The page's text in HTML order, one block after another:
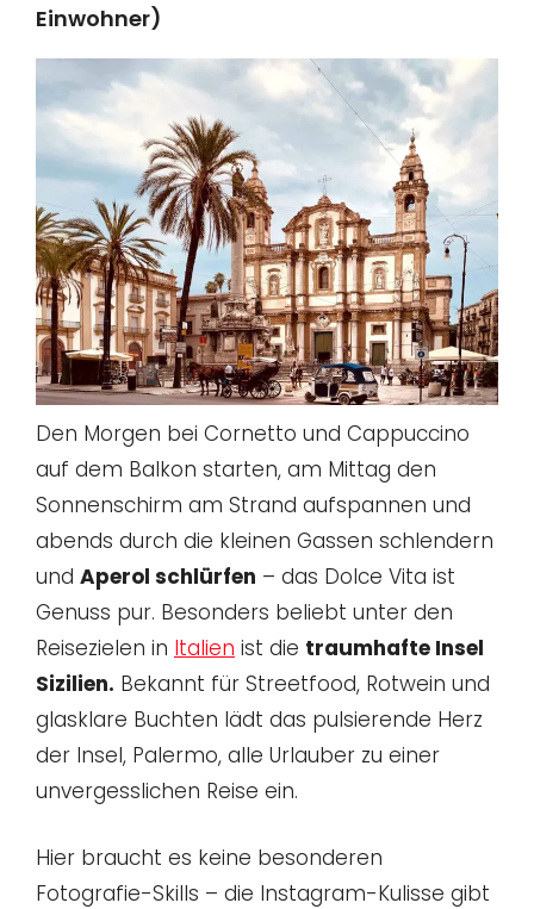
Einwohner)
Den Morgen bei Cornetto und Cappuccino
auf dem Balkon starten, am Mittag den
Sonnenschirm am Strand aufspannen und
abends durch die kleinen Gassen schlendern
und Aperol schlürfen – das Dolce Vita ist
Genuss pur. Besonders beliebt unter den
Reisezielen in Italien ist die traumhafte Insel
Sizilien. Bekannt für Streetfood, Rotwein und
glasklare Buchten lädt das pulsierende Herz
der Insel, Palermo, alle Urlauber zu einer
unvergesslichen Reise ein.
Hier braucht es keine besonderen
Fotografie-Skills – die Instagram-Kulisse gibt